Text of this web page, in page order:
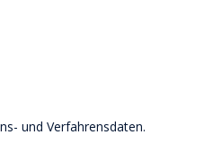
und Verfahrensdaten.